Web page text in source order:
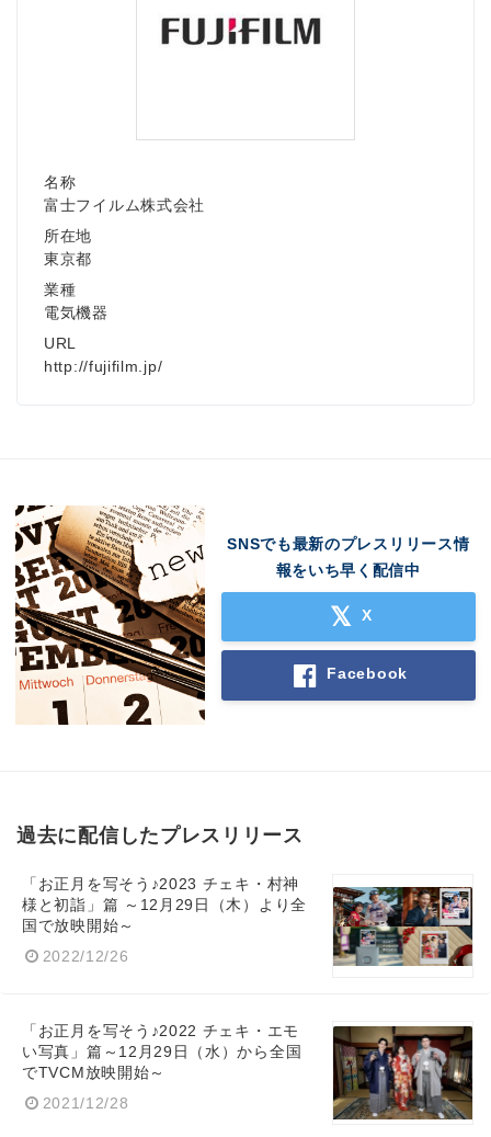
名称
富士フイルム株式会社
所在地
東京都
業種
電気機器
URL
http://fujifilm.jp/
SNSでも最新のプレスリリース情
報をいち早く配信中
X
Facebook
過去に配信したプレスリリース
「お正月を写そう♪2023 チェキ・村神
様と初詣」篇 ～12月29日（木）より全
国で放映開始～
2022/12/26
「お正月を写そう♪2022 チェキ・エモ
い写真」篇～12月29日（水）から全国
でTVCM放映開始～
2021/12/28